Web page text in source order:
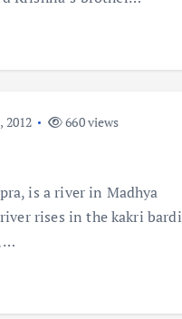
660 views
is a river in Madhya
rises in the kakri bardi